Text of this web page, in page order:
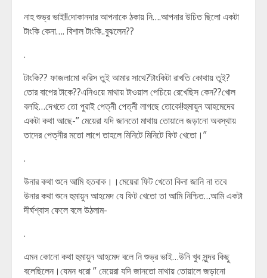
নাহ শুভ্র ভাই!!দোকানদার আপনাকে ঠকায় নি….আপনার উচিত ছিলো একটা
টাংকি কেনা…. বিশাল টাংকি..বুঝলেন??
.
টাংকি?? ফাজলামো করিস তুই আমার সাথে?টাংকিটা রাখতি কোথায় তুই?
তোর বাপের টাকে??এনিওয়ে মাথায় টাওয়াল পেচিয়ে রেখেছিস কেন??খোল
বলছি…দেখতে তো পুরাই পেত্নী পেত্নী লাগছে তোকে!!হুমায়ুন আহমেদের
একটা কথা আছে-” মেয়েরা যদি জানতো মাথায় তোয়ালে জড়ানো অবস্থায়
তাদের পেত্নীর মতো লাগে তাহলে মিনিটে মিনিটে ফিট খেতো।”
.
উনার কথা শুনে আমি হতবাক।।মেয়েরা ফিট খেতো কিনা জানি না তবে
উনার কথা শুনে হুমায়ুন আহমেদ যে ফিট খেতো তা আমি নিশ্চিত…আমি একটা
দীর্ঘশ্বাস ফেলে বলে উঠলাম-
.
এমন কোনো কথা হুমায়ুন আহমেদ বলে নি শুভ্র ভাই…উনি খুব সুন্দর কিছু
বলেছিলেন।যেমন ধরো ” মেয়েরা যদি জানতো মাথায় তোয়ালে জড়ানো